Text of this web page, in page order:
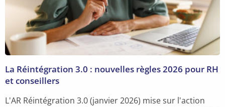
La Réintégration 3.0 : nouvelles règles 2026 pour RH
et conseillers
L'AR Réintégration 3.0 (janvier 2026) mise sur l'action